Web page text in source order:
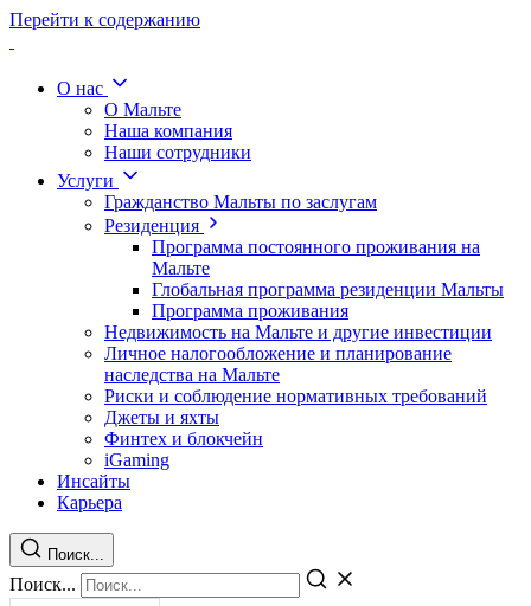
Перейти к содержанию
О нас
О Мальте
Наша компания
Наши сотрудники
Услуги
Гражданство Мальты по заслугам
Резиденция
Программа постоянного проживания на
Мальте
Глобальная программа резиденции Мальты
Программа проживания
Недвижимость на Мальте и другие инвестиции
Личное налогообложение и планирование
наследства на Мальте
Риски и соблюдение нормативных требований
Джеты и яхты
Финтех и блокчейн
iGaming
Инсайты
Карьера
Поиск...
Поиск...